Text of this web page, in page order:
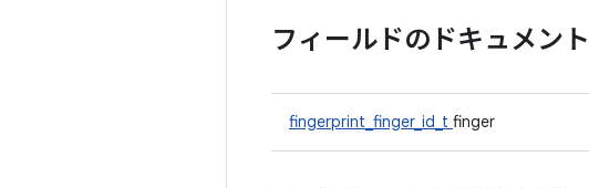
フィールドのドキュメント
fingerprint_finger_id_t finger